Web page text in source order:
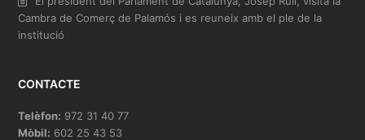
Cambra de Comerç de Palamós i es reuneix amb el ple de la
institució
CONTACTE
Telèfon: 972 31 40 77
Mòbil: 602 25 43 53